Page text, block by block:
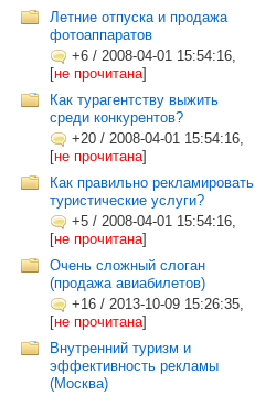
Летние отпуска и продажа
фотоаппаратов
+6 / 2008-04-01 15:54:16,
[не прочитана]
Как турагентству выжить
среди конкурентов?
+20 / 2008-04-01 15:54:16,
[не прочитана]
Как правильно рекламировать
туристические услуги?
+5 / 2008-04-01 15:54:16,
[не прочитана]
Очень сложный слоган
(продажа авиабилетов)
+16 / 2013-10-09 15:26:35,
[не прочитана]
Внутренний туризм и
эффективность рекламы
(Москва)